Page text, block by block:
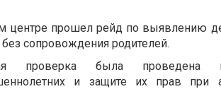
центре прошел рейд по выявлению
сопровождения родителей.
проверка была проведена
и защите их прав при